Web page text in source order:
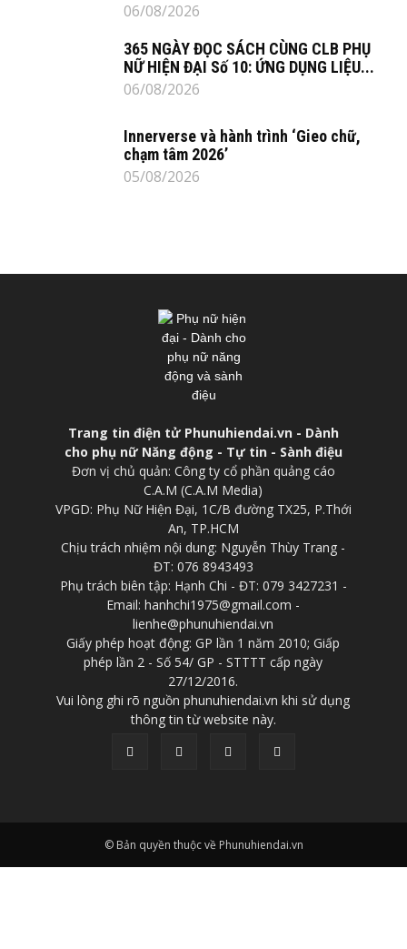
06/08/2026
365 NGÀY ĐỌC SÁCH CÙNG CLB PHỤ
NỮ HIỆN ĐẠI Số 10: ỨNG DỤNG LIỆU...
06/08/2026
Innerverse và hành trình ‘Gieo chữ,
chạm tâm 2026’
05/08/2026
Trang tin điện tử Phunuhiendai.vn - Dành
cho phụ nữ Năng động - Tự tin - Sành điệu
Đơn vị chủ quản: Công ty cổ phần quảng cáo
C.A.M (C.A.M Media)
VPGD: Phụ Nữ Hiện Đại, 1C/B đường TX25, P.Thới
An, TP.HCM
Chịu trách nhiệm nội dung: Nguyễn Thùy Trang -
ĐT: 076 8943493
Phụ trách biên tập: Hạnh Chi - ĐT: 079 3427231 -
Email: hanhchi1975@gmail.com -
lienhe@phunuhiendai.vn
Giấy phép hoạt động: GP lần 1 năm 2010; Giấp
phép lần 2 - Số 54/ GP - STTTT cấp ngày
27/12/2016.
Vui lòng ghi rõ nguồn phunuhiendai.vn khi sử dụng
thông tin từ website này.
© Bản quyền thuộc về Phunuhiendai.vn